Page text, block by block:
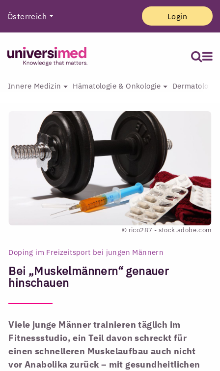
Österreich Login
Innere Medizin Hämatologie & Onkologie
© rico287 - stock.adobe.com
Doping im Freizeitsport bei jungen Männern
Bei „Muskelmännern“ genauer
hinschauen
Viele junge Männer trainieren täglich im
Fitnessstudio, ein Teil davon schreckt für
einen schnelleren Muskelaufbau auch nicht
vor Anabolika zurück – mit gesundheitlichen